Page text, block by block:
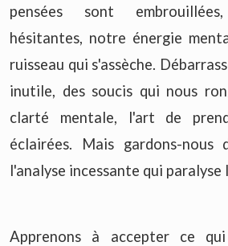
pensées sont
hésitantes, notre énergie
ruisseau qui s'assèche.
inutile, des soucis qui nous
clarté mentale, l'art de
éclairées. Mais gardons-nous
l'analyse incessante qui paralyse
Apprenons à accepter ce